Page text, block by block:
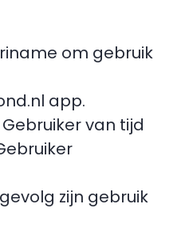
om gebruik
app.
van tijd
zijn gebruik